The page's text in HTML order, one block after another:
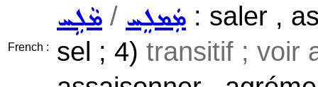
French :
ܡܵܠܹܚ / ܡܲܡܠܸܚ : saler ,
sel ; 4) transitif ; voir